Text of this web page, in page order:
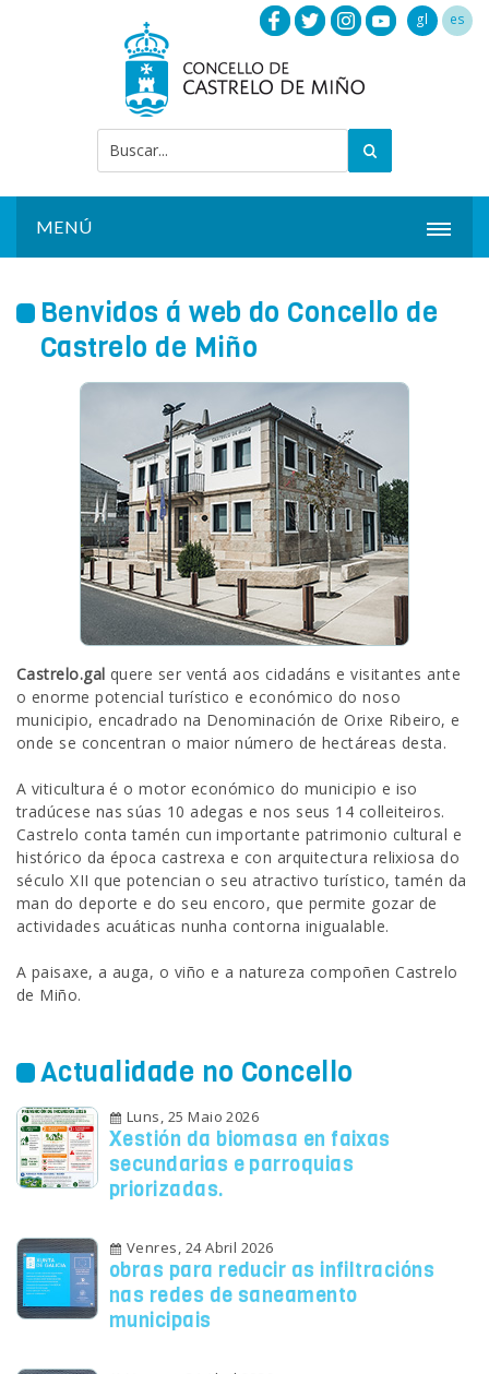
gl es
MENÚ
CONCELLO
INSTALACIÓNS
SERVIZOS
SEDE ELECTRÓNICA
CÓNTANOS
Benvidos á web do Concello de
Castrelo de Miño
Castrelo.gal quere ser ventá aos cidadáns e visitantes ante
o enorme potencial turístico e económico do noso
municipio, encadrado na Denominación de Orixe Ribeiro, e
onde se concentran o maior número de hectáreas desta.
A viticultura é o motor económico do municipio e iso
tradúcese nas súas 10 adegas e nos seus 14 colleiteiros.
Castrelo conta tamén cun importante patrimonio cultural e
histórico da época castrexa e con arquitectura relixiosa do
século XII que potencian o seu atractivo turístico, tamén da
man do deporte e do seu encoro, que permite gozar de
actividades acuáticas nunha contorna inigualable.
A paisaxe, a auga, o viño e a natureza compoñen Castrelo
de Miño.
Actualidade no Concello
Luns, 25 Maio 2026
Xestión da biomasa en faixas
secundarias e parroquias
priorizadas.
Venres, 24 Abril 2026
obras para reducir as infiltracións
nas redes de saneamento
municipais